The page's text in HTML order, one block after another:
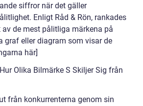
siffror när det gäller
Enligt Råd & Rön, rankades
av de mest pålitliga märkena på
graf eller diagram som visar de
här]
Olika Bilmärke S Skiljer Sig från
från konkurrenterna genom sin